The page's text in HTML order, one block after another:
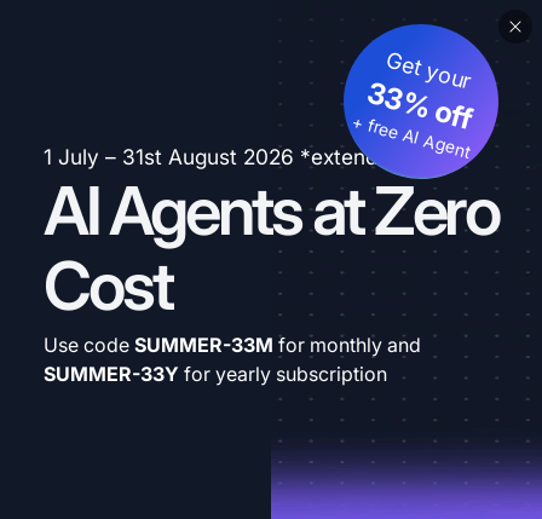
1 July – 31st August 2026 *extended
AI Agents at Zero
Cost
Get your
33% off
+ free AI Agent
Use code SUMMER-33M for monthly and
SUMMER-33Y for yearly subscription